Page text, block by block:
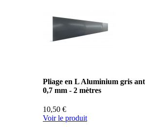
Pliage en L Aluminium gris
0,7 mm - 2 mètres
10,50 €
Voir le produit